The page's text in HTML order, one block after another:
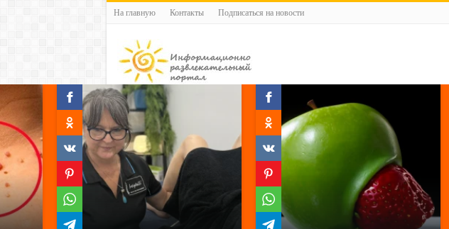
На главную Контакты Подписаться на новости